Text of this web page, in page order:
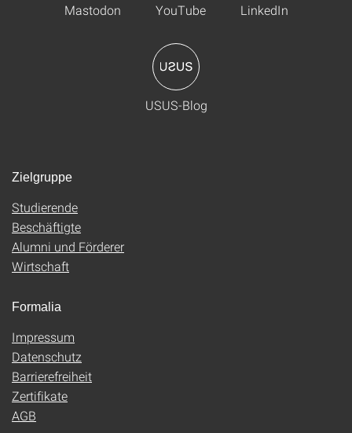
Mastodon YouTube LinkedIn
USUS-Blog
Zielgruppe
Studierende
Beschäftigte
Alumni und Förderer
Wirtschaft
Formalia
Impressum
Datenschutz
Barrierefreiheit
Zertifikate
AGB